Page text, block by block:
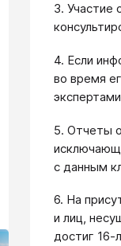
3. Участие
4. Если
во время
5. Отчеты
с данным
6. На
и лиц,
достиг 16-